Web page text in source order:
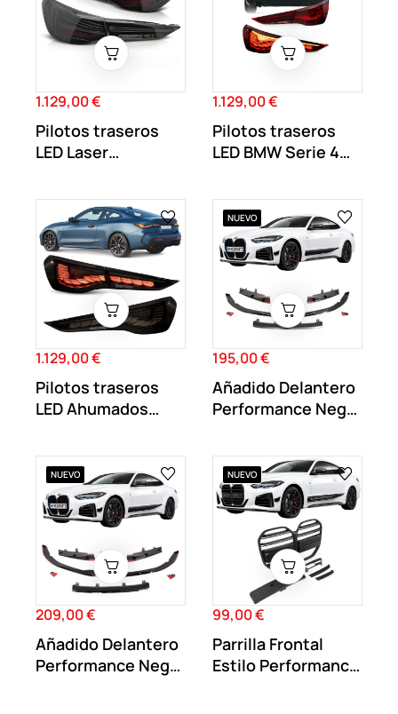
Precio
1.129,00 €
Pilotos traseros
LED Laser
Serie 4...
Precio
1.129,00 €
Pilotos traseros
LED BMW Serie 4
Precio
1.129,00 €
Pilotos traseros
LED Ahumados
NUEVO
Precio
195,00 €
Añadido Delantero
Performance Negro
NUEVO
Precio
209,00 €
Añadido Delantero
Performance Negro
NUEVO
Precio
99,00 €
Parrilla Frontal
Estilo Performance